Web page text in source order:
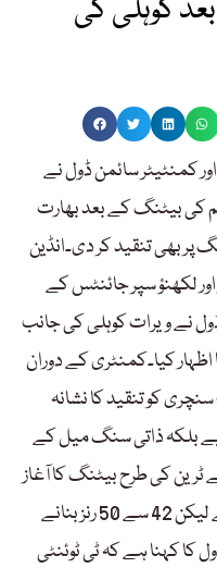
کوہلی کی
کمنٹیٹر سائمن ڈول نے
کی بیٹنگ کے بعد بھارت
پر بھی تنقید کر دی۔انڈین
لکھنؤ سپر جائنٹس کے
نے ویرات کوہلی کی جانب
کیا۔کمنٹری کے دوران
کو تنقید کا نشانہ
بلکہ ذاتی سنگ میل کے
ٹرین کی طرح بیٹنگ کا آغاز
کیا، بہت اچھے شاٹس کھیل رہے تھے لیکن 42 سے 50 رنز بنانے
ڈول کا کہنا ہے کہ ٹی ٹوئنٹی